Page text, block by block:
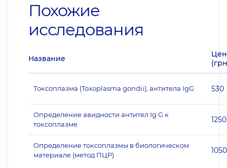
Похожие
исследования
Название
Токсоплазма (Toxoplasma gondii), антитела IgG 530
Определение авидности антител Ig G к
токсоплазме
1250
Определение токсоплазмы в биологическом
материале (метод ПЦР)
1050